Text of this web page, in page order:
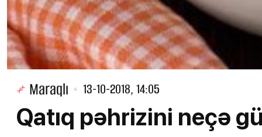
Maraqlı 13-10-2018, 14:05
Qatıq pəhrizini neçə